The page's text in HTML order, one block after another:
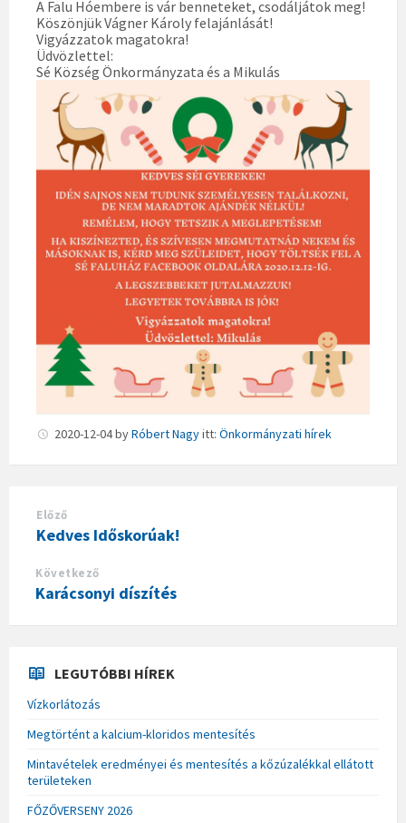
A Falu Hóembere is vár benneteket, csodáljátok meg!
Köszönjük Vágner Károly felajánlását!
Vigyázzatok magatokra!
Üdvözlettel:
Sé Község Önkormányzata és a Mikulás
2020-12-04byRóbert Nagyitt: Önkormányzati hírek
Előző
Kedves Időskorúak!
Következő
Karácsonyi díszítés
LEGUTÓBBI HÍREK
Vízkorlátozás
Megtörtént a kalcium-kloridos mentesítés
Mintavételek eredményei és mentesítés a kőzúzalékkal ellátott
területeken
FŐZŐVERSENY 2026